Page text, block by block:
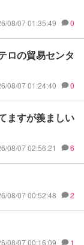
08/07 01:35:49 0
ロの貿易センタ
08/07 01:24:40 0
ますが羨ましい
08/07 02:56:21 6
08/07 00:52:48 2
08/07 00:16:09 1